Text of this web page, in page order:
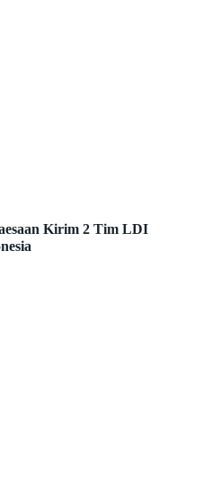
Kirim 2 Tim LDI